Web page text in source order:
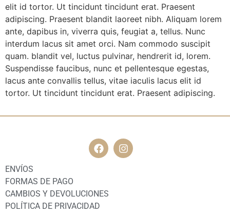
elit id tortor. Ut tincidunt tincidunt erat. Praesent
adipiscing. Praesent blandit laoreet nibh. Aliquam lorem
ante, dapibus in, viverra quis, feugiat a, tellus. Nunc
interdum lacus sit amet orci. Nam commodo suscipit
quam. blandit vel, luctus pulvinar, hendrerit id, lorem.
Suspendisse faucibus, nunc et pellentesque egestas,
lacus ante convallis tellus, vitae iaculis lacus elit id
tortor. Ut tincidunt tincidunt erat. Praesent adipiscing.
ENVÍOS
FORMAS DE PAGO
CAMBIOS Y DEVOLUCIONES
POLÍTICA DE PRIVACIDAD